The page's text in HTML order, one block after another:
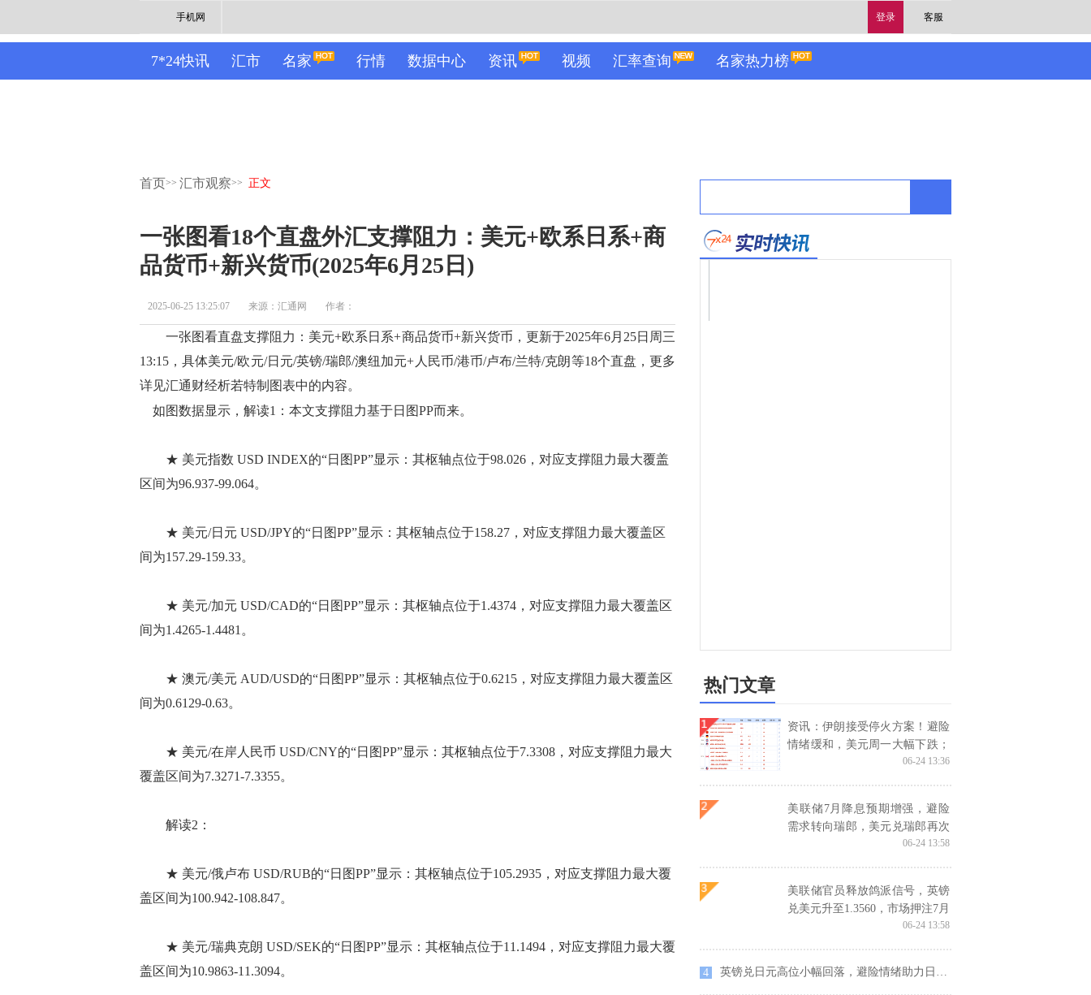
登录 客服
手机网
7*24快讯 汇市 名家 行情 数据中心 资讯 视频 汇率查询 名家热力榜
首页>> 汇市观察>> 正文
一张图看18个直盘外汇支撑阻力：美元+欧系日系+商
品货币+新兴货币(2025年6月25日)
2025-06-25 13:25:07 来源：汇通网 作者：
一张图看直盘支撑阻力：美元+欧系日系+商品货币+新兴货币，更新于2025年6月25日周三
13:15，具体美元/欧元/日元/英镑/瑞郎/澳纽加元+人民币/港币/卢布/兰特/克朗等18个直盘，更多
详见汇通财经析若特制图表中的内容。
如图数据显示，解读1：本文支撑阻力基于日图PP而来。
★ 美元指数 USD INDEX的“日图PP”显示：其枢轴点位于98.026，对应支撑阻力最大覆盖
区间为96.937-99.064。
★ 美元/日元 USD/JPY的“日图PP”显示：其枢轴点位于158.27，对应支撑阻力最大覆盖区
间为157.29-159.33。
★ 美元/加元 USD/CAD的“日图PP”显示：其枢轴点位于1.4374，对应支撑阻力最大覆盖区
间为1.4265-1.4481。
★ 澳元/美元 AUD/USD的“日图PP”显示：其枢轴点位于0.6215，对应支撑阻力最大覆盖区
间为0.6129-0.63。
★ 美元/在岸人民币 USD/CNY的“日图PP”显示：其枢轴点位于7.3308，对应支撑阻力最大
覆盖区间为7.3271-7.3355。
解读2：
★ 美元/俄卢布 USD/RUB的“日图PP”显示：其枢轴点位于105.2935，对应支撑阻力最大覆
盖区间为100.942-108.847。
★ 美元/瑞典克朗 USD/SEK的“日图PP”显示：其枢轴点位于11.1494，对应支撑阻力最大覆
盖区间为10.9863-11.3094。
热门文章
资讯：伊朗接受停火方案！避险
情绪缓和，美元周一大幅下跌；
金价失守3350，油价跳水6%06-24 13:36
美联储7月降息预期增强，避险
需求转向瑞郎，美元兑瑞郎再次
06-24 13:58
美联储官员释放鸽派信号，英镑
兑美元升至1.3560，市场押注7月
06-24 13:58
4 英镑兑日元高位小幅回落，避险情绪助力日元反弹